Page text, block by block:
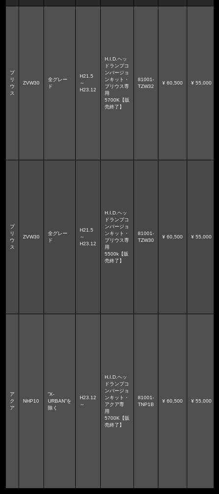
プ
リ
ウ
ス
ZVW30
全グレー
ド
H21.5
～
H23.12
H.I.D.ヘッ
ドランプコ
ンバージョ
ンキット・
プリウス専
用
5700K【販
売終了】
81001-
TZW32
¥ 60,500 ¥ 55,000
プ
リ
ウ
ス
ZVW30
全グレー
ド
H21.5
～
H23.12
H.I.D.ヘッ
ドランプコ
ンバージョ
ンキット・
プリウス専
用
5500k【販
売終了】
81001-
TZW30
¥ 60,500 ¥ 55,000
ア
ク
ア
NHP10
”X-
URBAN”を
除く
H23.12
～
H.I.D.ヘッ
ドランプコ
ンバージョ
ンキット・
アクア専
用
5700K【販
売終了】
81001-
TNP1B
¥ 60,500 ¥ 55,000